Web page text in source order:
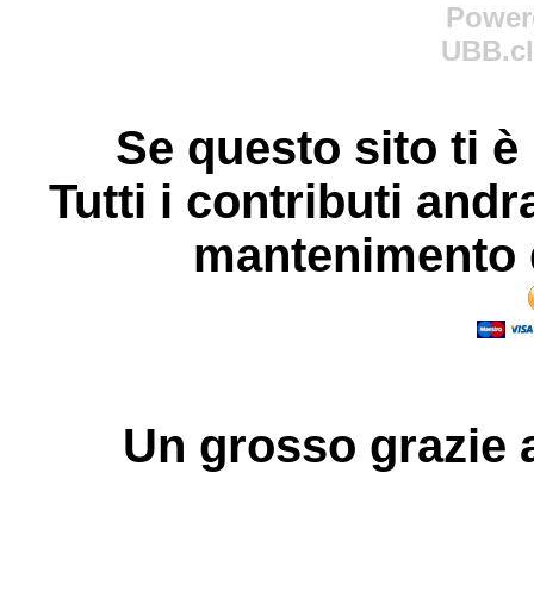
Se questo sito ti
Tutti i contributi
Un grosso grazie